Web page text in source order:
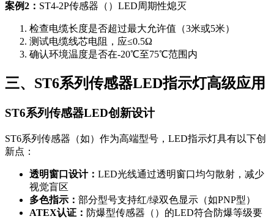
案例2： ST4-2P传感器（）LED周期性熄灭
检查电缆长度是否超过最大允许值（3米或5米）
测试电缆线芯电阻，应≤0.5Ω
确认环境温度是否在-20℃至75℃范围内
三、ST6系列传感器LED指示灯高级应用
ST6系列传感器LED创新设计
ST6系列传感器（如）作为高端型号，LED指示灯具有以下创
新点：
透明窗口设计： LED光线通过透明窗口均匀散射，减少
视觉盲区
多色指示： 部分型号支持红/绿双色显示（如PNP型）
ATEX认证： 防爆型传感器（）的LED符合防爆等级要